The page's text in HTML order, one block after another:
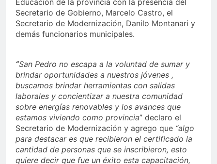
Educación de la provincia con la presencia del
Secretario de Gobierno, Marcelo Castro, el
Secretario de Modernización, Danilo Montanari y
demás funcionarios municipales.
“San Pedro no escapa a la voluntad de sumar y
brindar oportunidades a nuestros jóvenes ,
buscamos brindar herramientas con salidas
laborales y concientizar a nuestra comunidad
sobre energías renovables y los avances que
estamos viviendo como provincia” declaro el
Secretario de Modernización y agrego que “algo
para destacar es que recibieron el certificado la
cantidad de personas que se inscribieron, esto
quiere decir que fue un éxito esta capacitación,